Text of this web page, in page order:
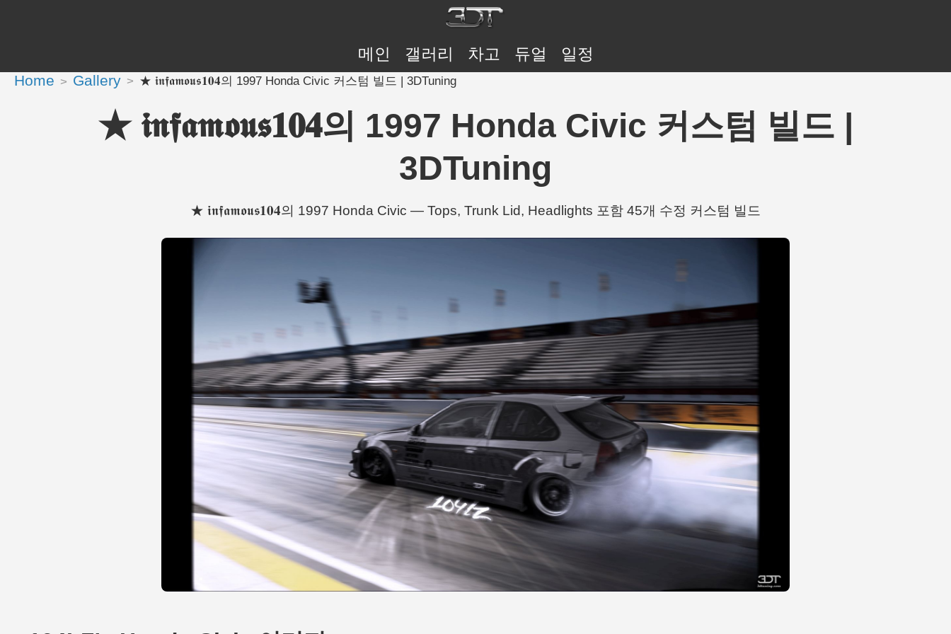
메인 갤러리 차고 듀얼 일정
Home Gallery ★ 𝖎𝖓𝖋𝖆𝖒𝖔𝖚𝖘𝟏𝟎𝟒의 1997 Honda Civic 커스텀 빌드 | 3DTuning
★ 𝖎𝖓𝖋𝖆𝖒𝖔𝖚𝖘𝟏𝟎𝟒의 1997 Honda Civic 커스텀 빌드 |
3DTuning
★ 𝖎𝖓𝖋𝖆𝖒𝖔𝖚𝖘𝟏𝟎𝟒의 1997 Honda Civic — Tops, Trunk Lid, Headlights 포함 45개 수정 커스텀 빌드